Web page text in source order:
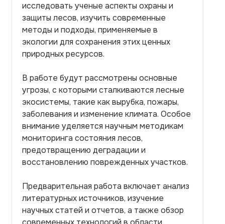
исследовать ученые аспекты охраны и
защиты лесов, изучить современные
методы и подходы, применяемые в
экологии для сохранения этих ценных
природных ресурсов.
В работе будут рассмотрены основные
угрозы, с которыми сталкиваются лесные
экосистемы, такие как вырубка, пожары,
заболевания и изменение климата. Особое
внимание уделяется научным методикам
мониторинга состояния лесов,
предотвращению деградации и
восстановлению поврежденных участков.
Предварительная работа включает анализ
литературных источников, изучение
научных статей и отчетов, а также обзор